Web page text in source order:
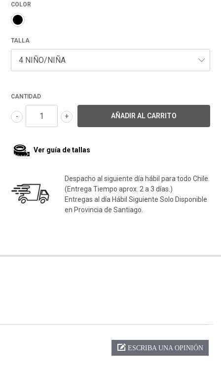
COLOR
TALLA
CANTIDAD
+
-
Ver guía de tallas
Despacho al siguiente día hábil para todo Chile.
(Entrega Tiempo aprox. 2 a 3 días.)
Entregas al día Hábil Siguiente Solo Disponible
en Provincia de Santiago.
ESCRIBA UNA OPINIÓN